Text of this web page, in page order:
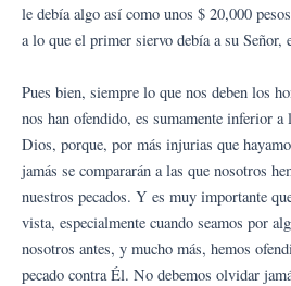
le debía algo así como unos $ 20,000
a lo que el primer siervo debía a su Señor,
Pues bien, siempre lo que nos deben los
nos han ofendido, es sumamente inferior a
Dios, porque, por más injurias que
jamás se compararán a las que nosotros
nuestros pecados. Y es muy importante
vista, especialmente cuando seamos por
nosotros antes, y mucho más, hemos
pecado contra Él. No debemos olvidar